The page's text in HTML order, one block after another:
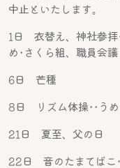
中止といたします。
1日 衣替え、神社参拝
め･さくら組、職員会議
6日 芒種
8日 リズム体操･･うめ
21日 夏至、父の日
22日 音のたまてばこ･